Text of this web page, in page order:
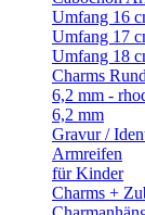
Umfang 16
Umfang 17
Umfang 18
Charms
6,2 mm -
6,2 mm
Gravur /
Armreifen
für Kinder
Charms +